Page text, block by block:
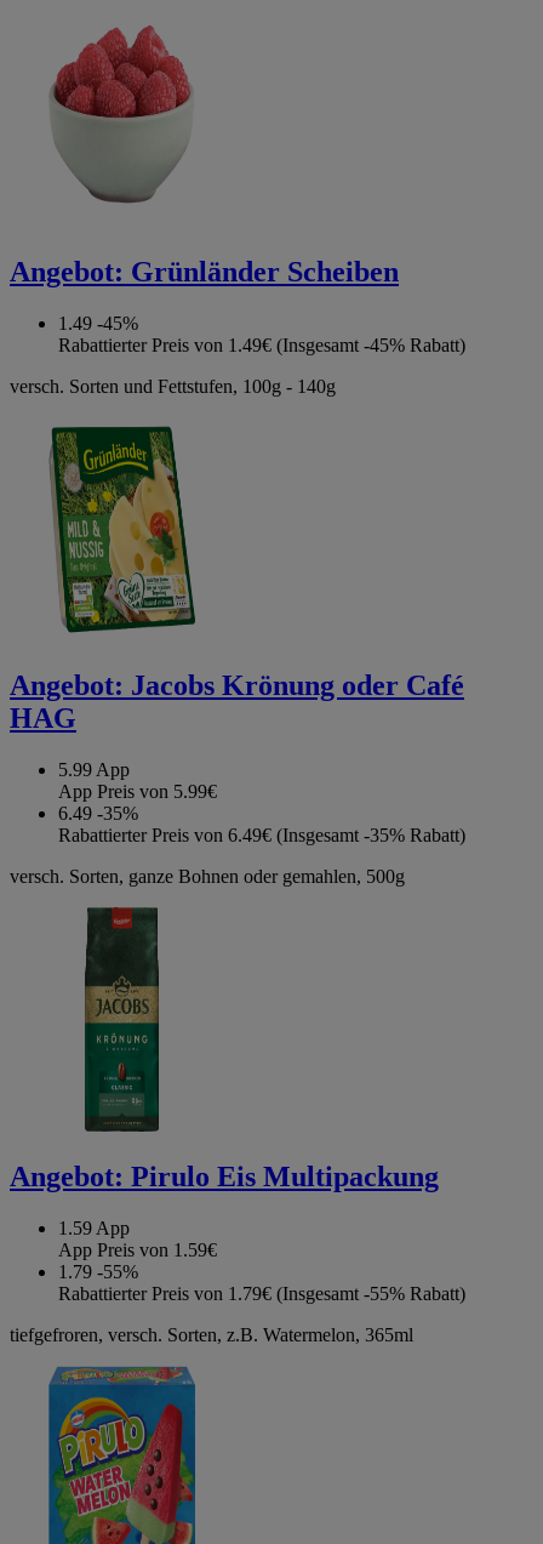
Angebot: Grünländer Scheiben
1.49 -45%
Rabattierter Preis von 1.49€ (Insgesamt -45% Rabatt)
versch. Sorten und Fettstufen, 100g - 140g
Angebot: Jacobs Krönung oder Café
HAG
5.99 App
App Preis von 5.99€
6.49 -35%
Rabattierter Preis von 6.49€ (Insgesamt -35% Rabatt)
versch. Sorten, ganze Bohnen oder gemahlen, 500g
Angebot: Pirulo Eis Multipackung
1.59 App
App Preis von 1.59€
1.79 -55%
Rabattierter Preis von 1.79€ (Insgesamt -55% Rabatt)
tiefgefroren, versch. Sorten, z.B. Watermelon, 365ml